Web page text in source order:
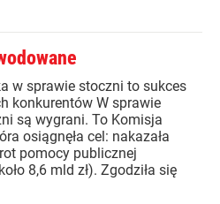
w sprawie stoczni to sukces
konkurentów W sprawie
są wygrani. To Komisja
osiągnęła cel: nakazała
pomocy publicznej
8,6 mld zł). Zgodziła się